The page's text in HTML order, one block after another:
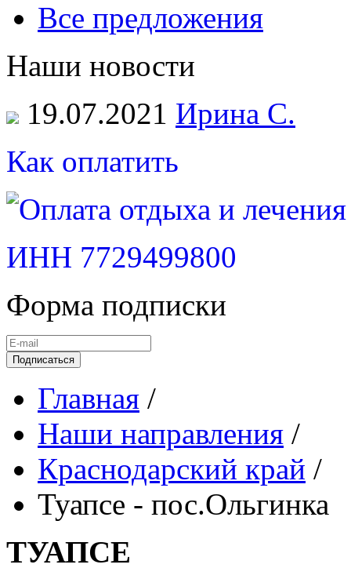
Все предложения
Наши новости
19.07.2021 Ирина С.
Как оплатить
ИНН 7729499800
Форма подписки
Подписаться
Главная /
Наши направления /
Краснодарский край /
Туапсе - пос.Ольгинка
ТУАПСЕ